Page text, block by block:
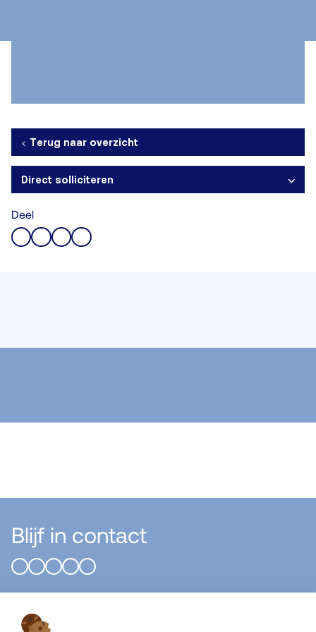
Terug naar overzicht
Direct solliciteren
Deel
Blijf in contact
Flier Systems B.V.